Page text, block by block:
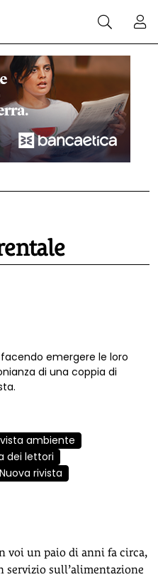
emergere le loro
di una coppia di
ambiente
dei lettori
rivista
voi un paio di anni fa circa,
servizio sull’alimentazione